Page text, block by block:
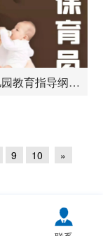
"18-幼儿园教育指导纲要(试行)
9 10 »